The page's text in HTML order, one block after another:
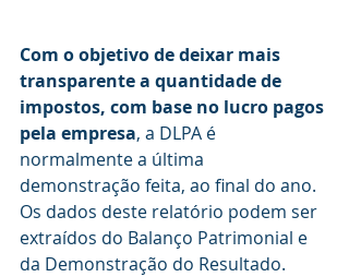
Com o objetivo de deixar mais
transparente a quantidade de
impostos, com base no lucro pagos
pela empresa, a DLPA é
normalmente a última
demonstração feita, ao final do ano.
Os dados deste relatório podem ser
extraídos do Balanço Patrimonial e
da Demonstração do Resultado.